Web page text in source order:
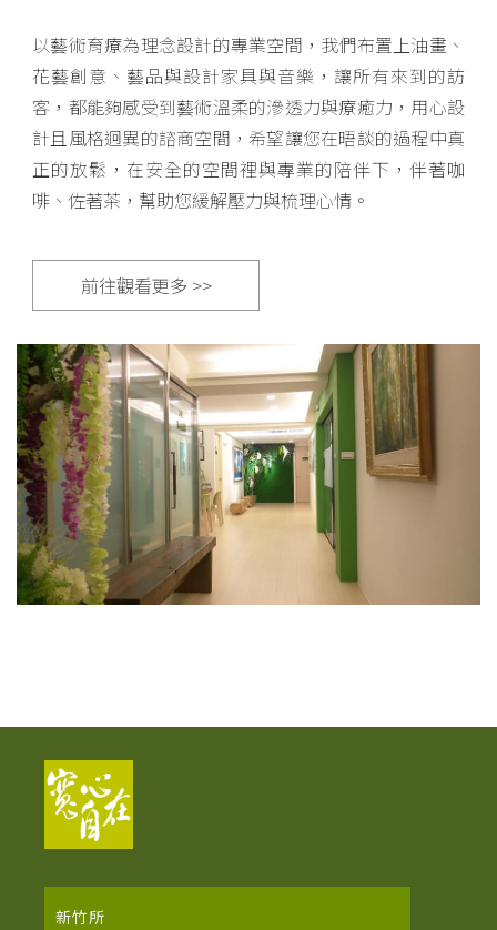
以藝術育療為理念設計的專業空間，我們布置上油畫、
花藝創意、藝品與設計家具與音樂，讓所有來到的訪
客，都能夠感受到藝術溫柔的滲透力與療癒力，用心設
計且風格迥異的諮商空間，希望讓您在晤談的過程中真
正的放鬆，在安全的空間裡與專業的陪伴下，伴著咖
啡、佐著茶，幫助您緩解壓力與梳理心情。
前往觀看更多 >>
新竹所